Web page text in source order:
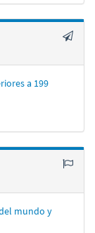
a 199
mundo y